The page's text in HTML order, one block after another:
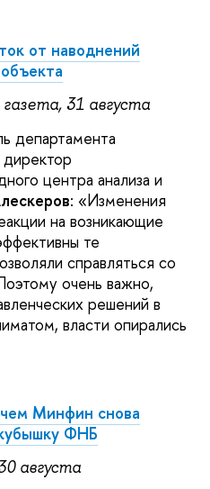
от наводнений
31 августа
департамента
центра анализа и
: «Изменения
на возникающие
те
справляться со
очень важно,
решений в
власти опирались
Минфин снова
ФНБ
августа